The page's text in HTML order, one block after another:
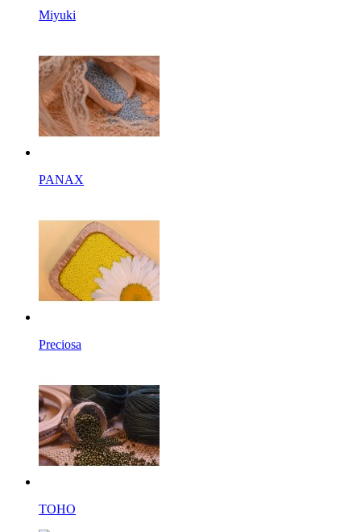
Miyuki
PANAX
Preciosa
TOHO